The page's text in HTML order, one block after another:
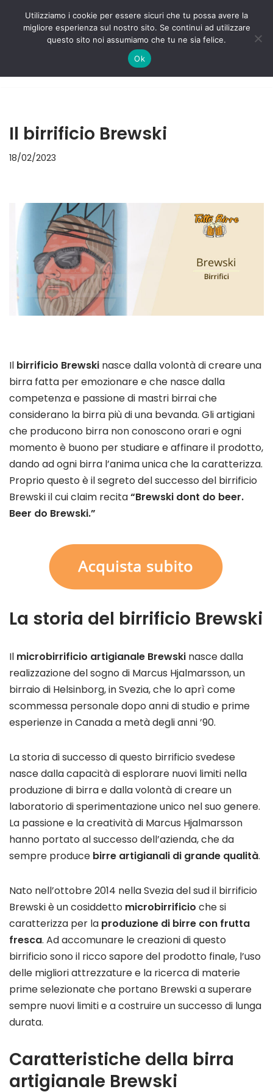
Il birrificio Brewski
18/02/2023
Il birrificio Brewski nasce dalla volontà di creare una
birra fatta per emozionare e che nasce dalla
competenza e passione di mastri birrai che
considerano la birra più di una bevanda. Gli artigiani
che producono birra non conoscono orari e ogni
momento è buono per studiare e affinare il prodotto,
dando ad ogni birra l’anima unica che la caratterizza.
Proprio questo è il segreto del successo del birrificio
Brewski il cui claim recita“Brewski dont do beer.
Beer do Brewski.”
La storia del birrificio Brewski
Il microbirrificio artigianale Brewski nasce dalla
realizzazione del sogno di Marcus Hjalmarsson, un
birraio di Helsinborg, in Svezia, che lo aprì come
scommessa personale dopo anni di studio e prime
esperienze in Canada a metà degli anni ’90.
La storia di successo di questo birrificio svedese
nasce dalla capacità di esplorare nuovi limiti nella
produzione di birra e dalla volontà di creare un
laboratorio di sperimentazione unico nel suo genere.
La passione e la creatività di Marcus Hjalmarsson
hanno portato al successo dell’azienda, che da
sempre produce birre artigianali di grande qualità.
Nato nell’ottobre 2014 nella Svezia del sud il birrificio
Brewski è un cosiddetto microbirrificio che si
caratterizza per la produzione di birre con frutta
fresca. Ad accomunare le creazioni di questo
birrificio sono il ricco sapore del prodotto finale, l’uso
delle migliori attrezzature e la ricerca di materie
prime selezionate che portano Brewski a superare
sempre nuovi limiti e a costruire un successo di lunga
durata.
Caratteristiche della birra
artigianale Brewski
Utilizziamo i cookie per essere sicuri che tu possa avere la
migliore esperienza sul nostro sito. Se continui ad utilizzare
questo sito noi assumiamo che tu ne sia felice.
Ok